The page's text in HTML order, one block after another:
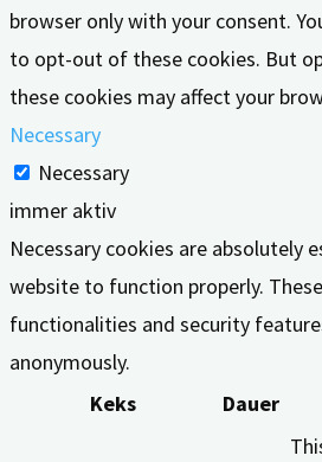
browser only with your consent.
to opt-out of these cookies. But
these cookies may affect your
Necessary
Necessary
immer aktiv
Necessary cookies are absolutely
website to function properly.
functionalities and security
anonymously.
Keks
Dauer